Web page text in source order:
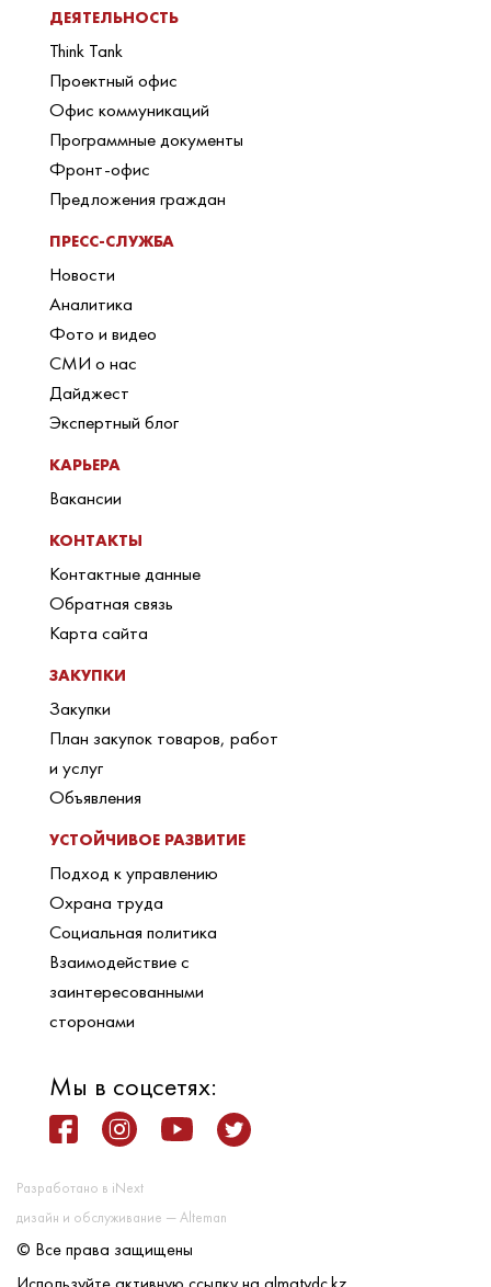
ДЕЯТЕЛЬНОСТЬ
Think Tank
Проектный офис
Офис коммуникаций
Программные документы
Фронт-офис
Предложения граждан
ПРЕСС-СЛУЖБА
Новости
Аналитика
Фото и видео
СМИ о нас
Дайджест
Экспертный блог
КАРЬЕРА
Вакансии
КОНТАКТЫ
Контактные данные
Обратная связь
Карта сайта
ЗАКУПКИ
Закупки
План закупок товаров, работ
и услуг
Объявления
УСТОЙЧИВОЕ РАЗВИТИЕ
Подход к управлению
Охрана труда
Социальная политика
Взаимодействие с
заинтересованными
сторонами
Мы в соцсетях:
Разработано в iNext
дизайн и обслуживание — Alteman
© Все права защищены